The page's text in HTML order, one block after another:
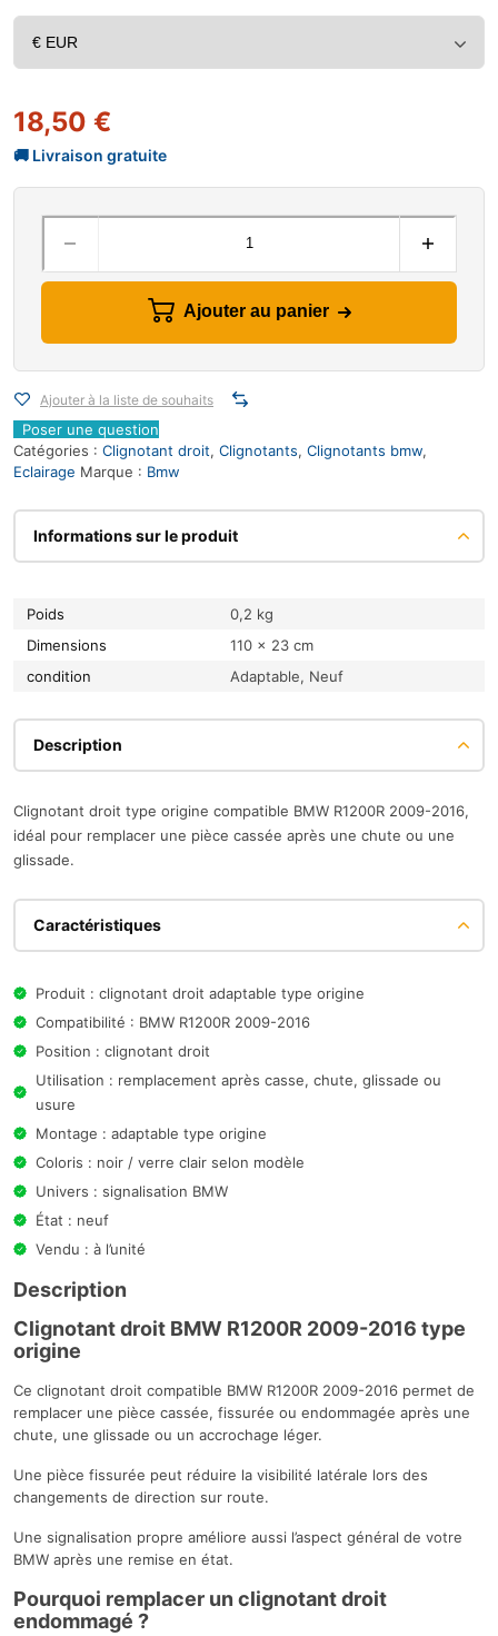
18,50 €
Ajouter au panier
Ajouter à la liste de souhaits
Poser une question
Catégories : Clignotant droit, Clignotants, Clignotants bmw,
Eclairage Marque : Bmw
Informations sur le produit
Poids
0,2 kg
Dimensions
110 × 23 cm
condition
Adaptable, Neuf
Description
Clignotant droit type origine compatible BMW R1200R 2009-2016,
idéal pour remplacer une pièce cassée après une chute ou une
glissade.
Caractéristiques
Produit : clignotant droit adaptable type origine
Compatibilité : BMW R1200R 2009-2016
Position : clignotant droit
Utilisation : remplacement après casse, chute, glissade ou
usure
Montage : adaptable type origine
Coloris : noir / verre clair selon modèle
Univers : signalisation BMW
État : neuf
Vendu : à l’unité
Description
Clignotant droit BMW R1200R 2009-2016 type
origine
Ce clignotant droit compatible BMW R1200R 2009-2016 permet de
remplacer une pièce cassée, fissurée ou endommagée après une
chute, une glissade ou un accrochage léger.
Une pièce fissurée peut réduire la visibilité latérale lors des
changements de direction sur route.
Une signalisation propre améliore aussi l’aspect général de votre
BMW après une remise en état.
Pourquoi remplacer un clignotant droit
endommagé ?